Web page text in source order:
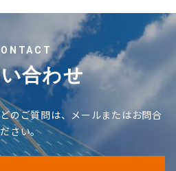
合わせ
のご質問は、メールまたはお問合
さい。